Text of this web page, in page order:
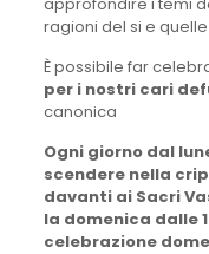
ragioni del si e
È possibile far
per i nostri cari
canonica
Ogni giorno dal
scendere nella
davanti ai Sacri
la domenica dalle
celebrazione